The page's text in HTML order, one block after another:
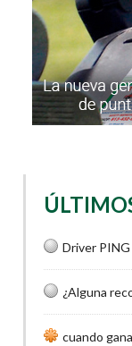
Driver
¿Alguna
cuando